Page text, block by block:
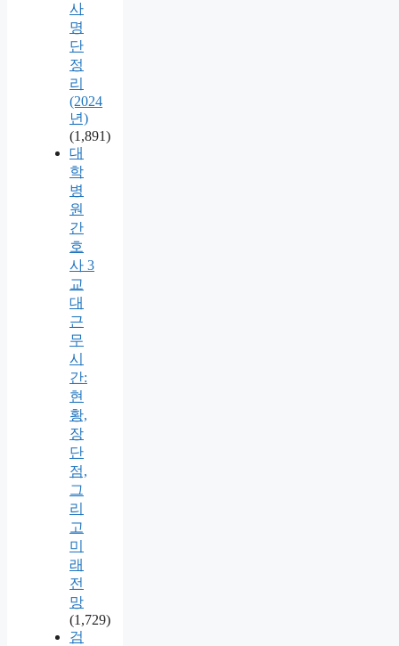
사
명
단
정
리
(2024
년)
(1,891)
대
학
병
원
간
호
사 3
교
대
근
무
시
간:
현
황,
장
단
점,
그
리
고
미
래
전
망
(1,729)
검